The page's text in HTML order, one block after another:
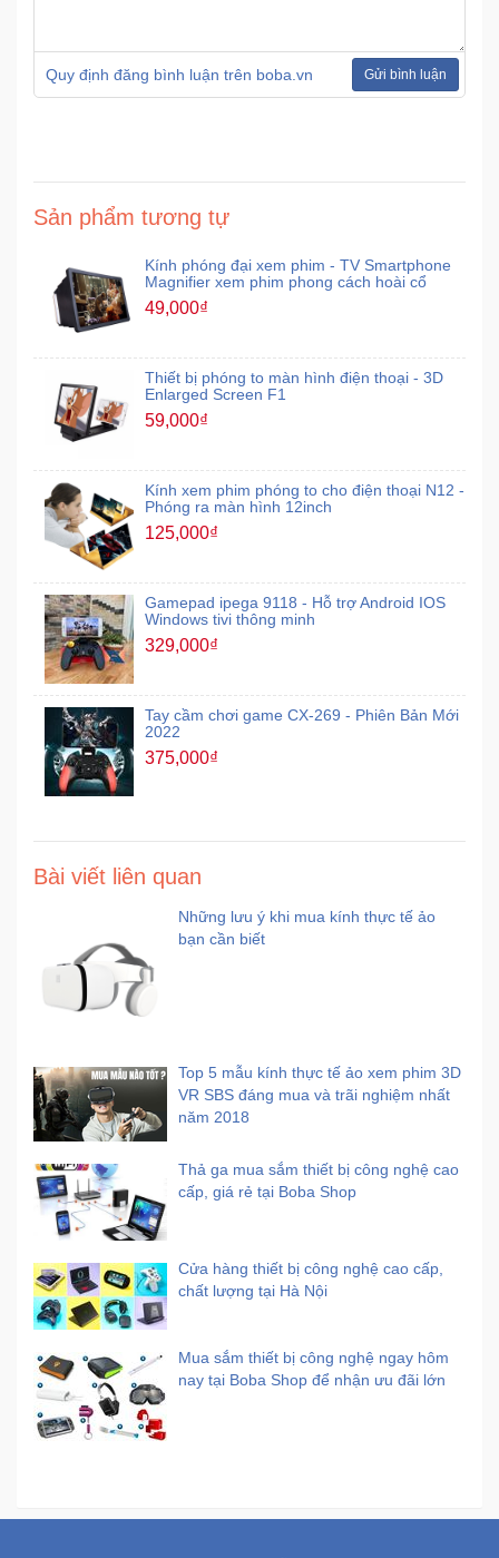
Voucher
Quy định đăng bình luận trên boba.vn Gửi bình luận
Sản phẩm tương tự
Kính phóng đại xem phim - TV Smartphone
Magnifier xem phim phong cách hoài cổ
49,000₫
Thiết bị phóng to màn hình điện thoại - 3D
Enlarged Screen F1
59,000₫
Kính xem phim phóng to cho điện thoại N12 -
Phóng ra màn hình 12inch
125,000₫
Gamepad ipega 9118 - Hỗ trợ Android IOS
Windows tivi thông minh
329,000₫
Tay cầm chơi game CX-269 - Phiên Bản Mới
2022
375,000₫
Bài viết liên quan
Những lưu ý khi mua kính thực tế ảo
bạn cần biết
Top 5 mẫu kính thực tế ảo xem phim 3D
VR SBS đáng mua và trãi nghiệm nhất
năm 2018
Thả ga mua sắm thiết bị công nghệ cao
cấp, giá rẻ tại Boba Shop
Cửa hàng thiết bị công nghệ cao cấp,
chất lượng tại Hà Nội
Mua sắm thiết bị công nghệ ngay hôm
nay tại Boba Shop để nhận ưu đãi lớn